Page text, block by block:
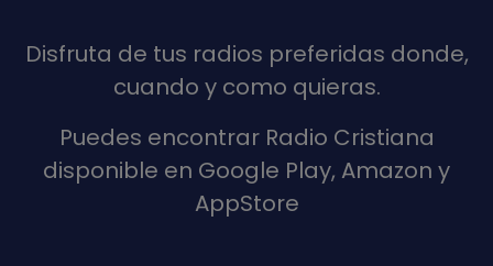
Disfruta de tus radios preferidas donde,
cuando y como quieras.
Puedes encontrar Radio Cristiana
disponible en Google Play, Amazon y
AppStore